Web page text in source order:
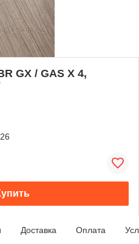
GX / GAS X 4,
Доставка Оплата